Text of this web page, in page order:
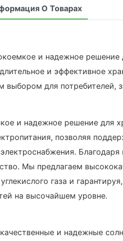
О Товарах
и надежное
и эффективное
выбором для
и надежное решение для
позволяя
Мы предлагаем
газа и
на высочайшем уровне.
и надежные